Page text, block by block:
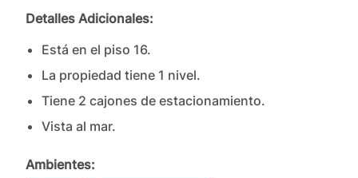
Detalles Adicionales:
Está en el piso 16.
La propiedad tiene 1 nivel.
Tiene 2 cajones de estacionamiento.
Vista al mar.
Ambientes: